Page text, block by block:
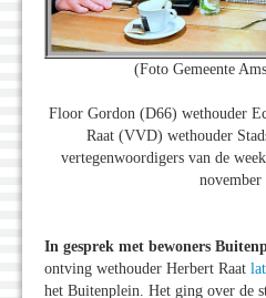
(Foto Gemeente
Floor Gordon (D66) wethouder
Raat (VVD) wethouder
vertegenwoordigers van de
november
In gesprek met bewoners
ontving wethouder Herbert Raat
het Buitenplein. Het ging over de